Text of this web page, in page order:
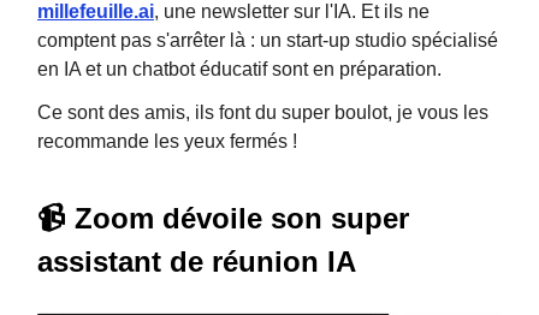
millefeuille.ai, une newsletter sur l'IA. Et ils ne
comptent pas s'arrêter là : un start-up studio spécialisé
en IA et un chatbot éducatif sont en préparation.
Ce sont des amis, ils font du super boulot, je vous les
recommande les yeux fermés !
📹 Zoom dévoile son super
assistant de réunion IA